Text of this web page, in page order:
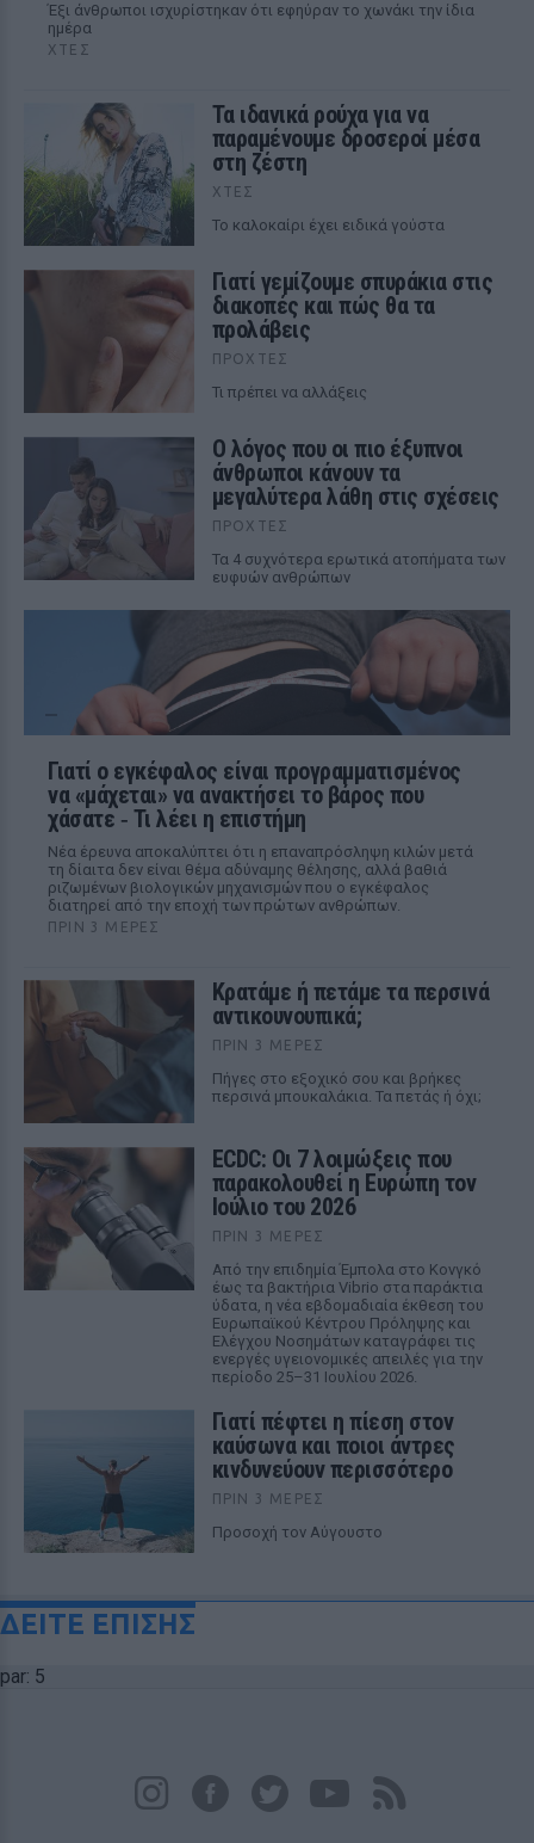
Έξι άνθρωποι ισχυρίστηκαν ότι εφηύραν το χωνάκι την ίδια
ημέρα
ΧΤΕΣ
Τα ιδανικά ρούχα για να
παραμένουμε δροσεροί μέσα
στη ζέστη
ΧΤΕΣ
To καλοκαίρι έχει ειδικά γούστα
Γιατί γεμίζουμε σπυράκια στις
διακοπές και πώς θα τα
προλάβεις
ΠΡΟΧΤΈΣ
Τι πρέπει να αλλάξεις
Ο λόγος που οι πιο έξυπνοι
άνθρωποι κάνουν τα
μεγαλύτερα λάθη στις σχέσεις
ΠΡΟΧΤΈΣ
Τα 4 συχνότερα ερωτικά ατοπήματα των
ευφυών ανθρώπων
Γιατί ο εγκέφαλος είναι προγραμματισμένος
να «μάχεται» να ανακτήσει το βάρος που
χάσατε ‑ Τι λέει η επιστήμη
Νέα έρευνα αποκαλύπτει ότι η επαναπρόσληψη κιλών μετά
τη δίαιτα δεν είναι θέμα αδύναμης θέλησης, αλλά βαθιά
ριζωμένων βιολογικών μηχανισμών που ο εγκέφαλος
διατηρεί από την εποχή των πρώτων ανθρώπων.
ΠΡΙΝ 3 ΜΈΡΕΣ
Κρατάμε ή πετάμε τα περσινά
αντικουνουπικά;
ΠΡΙΝ 3 ΜΈΡΕΣ
Πήγες στο εξοχικό σου και βρήκες
περσινά μπουκαλάκια. Τα πετάς ή όχι;
ECDC: Οι 7 λοιμώξεις που
παρακολουθεί η Ευρώπη τον
Ιούλιο του 2026
ΠΡΙΝ 3 ΜΈΡΕΣ
Από την επιδημία Έμπολα στο Κονγκό
έως τα βακτήρια Vibrio στα παράκτια
ύδατα, η νέα εβδομαδιαία έκθεση του
Ευρωπαϊκού Κέντρου Πρόληψης και
Ελέγχου Νοσημάτων καταγράφει τις
ενεργές υγειονομικές απειλές για την
περίοδο 25–31 Ιουλίου 2026.
Γιατί πέφτει η πίεση στον
καύσωνα και ποιοι άντρες
κινδυνεύουν περισσότερο
ΠΡΙΝ 3 ΜΈΡΕΣ
Προσοχή τον Αύγουστο
ΔΕΙΤΕ ΕΠΙΣΗΣ
par: 5